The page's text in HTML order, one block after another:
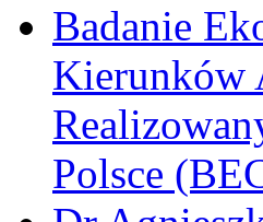
Badanie
Kierunków
Polsce